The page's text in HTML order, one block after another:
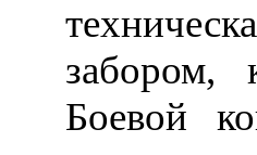
забором,
Боевой